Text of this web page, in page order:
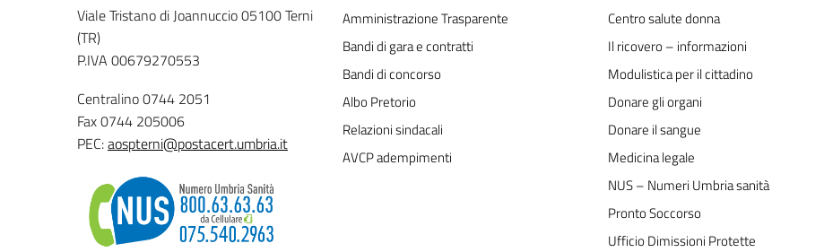
Viale Tristano di Joannuccio 05100 Terni
(TR)
P.IVA 00679270553
Centralino 0744 2051
Fax 0744 205006
PEC:aospterni@postacert.umbria.it
Amministrazione Trasparente
Bandi di gara e contratti
Bandi di concorso
Albo Pretorio
Relazioni sindacali
AVCP adempimenti
Centro salute donna
Il ricovero – informazioni
Modulistica per il cittadino
Donare gli organi
Donare il sangue
Medicina legale
NUS – Numeri Umbria sanità
Pronto Soccorso
Ufficio Dimissioni Protette